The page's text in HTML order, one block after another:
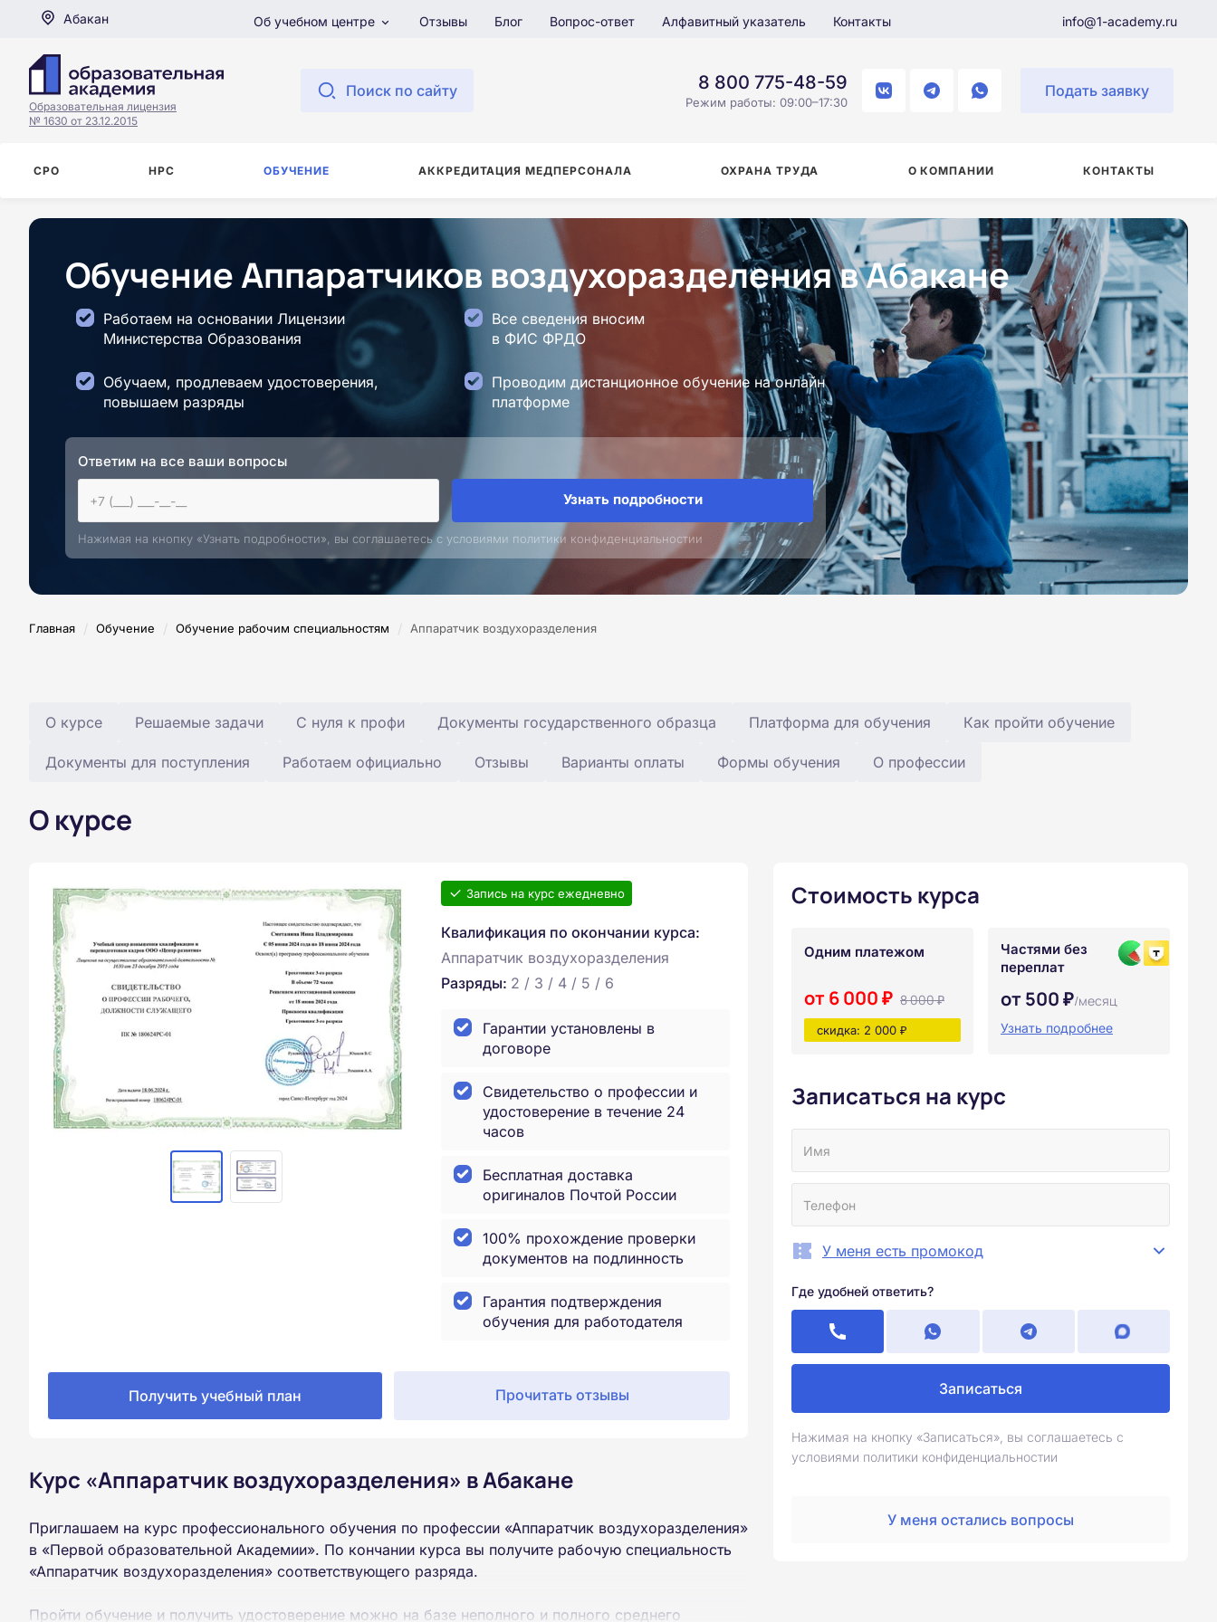
Абакан Об учебном центре Отзывы Блог Вопрос-ответ Алфавитный указатель Контакты info@1-academy.ru
Образовательная лицензия
№ 1630 от 23.12.2015
Поиск по сайту 8 800 775-48-59
Режим работы: 09:00–17:30
Подать заявку
СРО НРС ОБУЧЕНИЕ АККРЕДИТАЦИЯ МЕДПЕРСОНАЛА ОХРАНА ТРУДА О КОМПАНИИ КОНТАКТЫ
Обучение Аппаратчиков воздухоразделения в Абакане
Работаем на основании Лицензии
Министерства Образования
Все сведения вносим
в ФИС ФРДО
Обучаем, продлеваем удостоверения,
повышаем разряды
Проводим дистанционное обучение на онлайн
платформе
Ответим на все ваши вопросы
Узнать подробности
Нажимая на кнопку «Узнать подробности», вы соглашаетесь с условиями политики конфиденциальностии
Главная / Обучение / Обучение рабочим специальностям / Аппаратчик воздухоразделения
О курсе Решаемые задачи С нуля к профи Документы государственного образца Платформа для обучения Как пройти обучение
Документы для поступления Работаем официально Отзывы Варианты оплаты Формы обучения О профессии
О курсе
Запись на курс ежедневно
Квалификация по окончании курса:
Аппаратчик воздухоразделения
Разряды: 2 / 3 / 4 / 5 / 6
Гарантии установлены в
договоре
Свидетельство о профессии и
удостоверение в течение 24
часов
Бесплатная доставка
оригиналов Почтой России
100% прохождение проверки
документов на подлинность
Гарантия подтверждения
обучения для работодателя
Получить учебный план Прочитать отзывы
Курс «Аппаратчик воздухоразделения» в Абакане
Приглашаем на курс профессионального обучения по профессии «Аппаратчик воздухоразделения»
в «Первой образовательной Академии». По кончании курса вы получите рабочую специальность
«Аппаратчик воздухоразделения» соответствующего разряда.
Пройти обучение и получить удостоверение можно на базе неполного и полного среднего
Стоимость курса
Одним платежом
от 6 000 ₽ 8 000 ₽
скидка: 2 000 ₽
Частями без
переплат
от 500 ₽/месяц
Узнать подробнее
Записаться на курс
У меня есть промокод
Где удобней ответить?
Записаться
Нажимая на кнопку «Записаться», вы соглашаетесь с
условиями политики конфиденциальностии
У меня остались вопросы